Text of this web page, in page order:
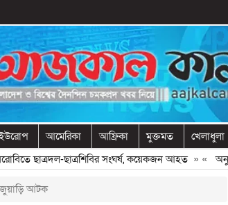
আমেরিকা আফ্রিকা মুক্তমত খেলাধুলা
ছাত্রদল-ছাত্রশিবির সংঘর্ষ, কয়েকজন আহত» «
আটক